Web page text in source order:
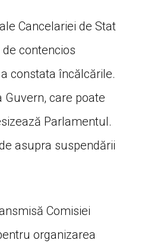
Cancelariei de Stat
contencios
constata încălcările.
Guvern, care poate
Parlamentul.
asupra suspendării
Comisiei
organizarea